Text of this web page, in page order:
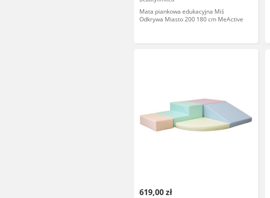
Mata piankowa edukacyjna Miś
Odkrywa Miasto 200 180 cm MeActive
619,00 zł